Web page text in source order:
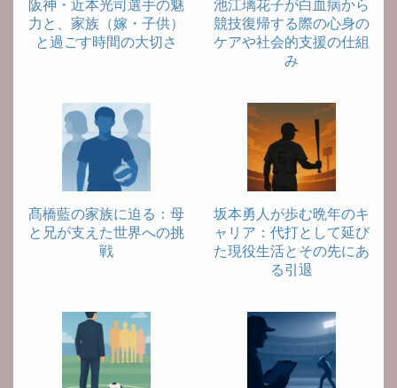
阪神・近本光司選手の魅
力と、家族（嫁・子供）
と過ごす時間の大切さ
池江璃花子が白血病から
競技復帰する際の心身の
ケアや社会的支援の仕組
み
髙橋藍の家族に迫る：母
と兄が支えた世界への挑
戦
坂本勇人が歩む晩年のキ
ャリア：代打として延び
た現役生活とその先にあ
る引退